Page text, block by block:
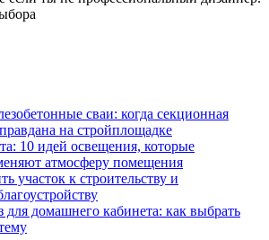
сваи: когда секционная
на стройплощадке
10 идей освещения, которые
атмосферу помещения
участок к строительству и
для домашнего кабинета: как выбрать